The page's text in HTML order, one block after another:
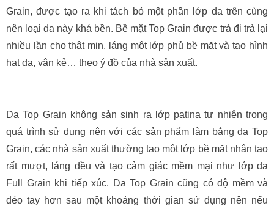
Grain, được tạo ra khi tách bỏ một phần lớp da trên cùng
nên loại da này khá bền. Bề mặt Top Grain được trà đi trà lại
nhiều lần cho thật mịn, láng một lớp phủ bề mặt và tạo hình
hạt da, vân kẻ… theo ý đồ của nhà sản xuất.
Da Top Grain không sản sinh ra lớp patina tự nhiên trong
quá trình sử dụng nên với các sản phẩm làm bằng da Top
Grain, các nhà sản xuất thường tạo một lớp bề mặt nhân tạo
rất mượt, láng đều và tạo cảm giác mềm mại như lớp da
Full Grain khi tiếp xúc. Da Top Grain cũng có độ mềm và
dẻo tay hơn sau một khoảng thời gian sử dụng nên nếu